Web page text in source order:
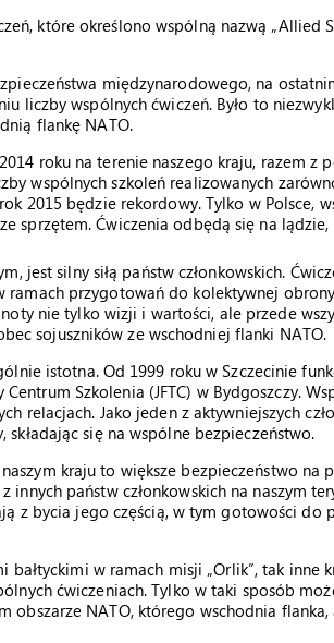
które określono wspólną nazwą „Allied
międzynarodowego, na
liczby wspólnych ćwiczeń. Było to
flankę NATO.
roku na terenie naszego kraju, razem z
wspólnych szkoleń realizowanych
2015 będzie rekordowy. Tylko w Polsce,
sprzętem. Ćwiczenia odbędą się na
jest silny siłą państw członkowskich.
ramach przygotowań do kolektywnej
nie tylko wizji i wartości, ale przede
sojuszników ze wschodniej flanki NATO.
istotna. Od 1999 roku w Szczecinie
Szkolenia (JFTC) w Bydgoszczy.
relacjach. Jako jeden z aktywniejszych
składając się na wspólne bezpieczeństwo.
kraju to większe bezpieczeństwo na
innych państw członkowskich na naszym
z bycia jego częścią, w tym gotowości do
w ramach misji „Orlik”, tak inne
ćwiczeniach. Tylko w taki sposób
obszarze NATO, którego wschodnia